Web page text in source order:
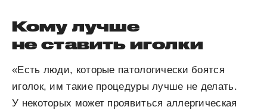
Кому лучше
не ставить иголки
«Есть люди, которые патологически боятся
иголок, им такие процедуры лучше не делать.
У некоторых может проявиться аллергическая